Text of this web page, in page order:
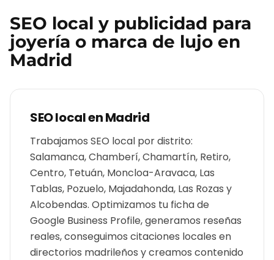
SEO local y publicidad para
joyería o marca de lujo en
Madrid
SEO local enMadrid
Trabajamos SEO local por distrito:
Salamanca, Chamberí, Chamartín, Retiro,
Centro, Tetuán, Moncloa-Aravaca, Las
Tablas, Pozuelo, Majadahonda, Las Rozas y
Alcobendas. Optimizamos tu ficha de
Google Business Profile, generamos reseñas
reales, conseguimos citaciones locales en
directorios madrileños y creamos contenido